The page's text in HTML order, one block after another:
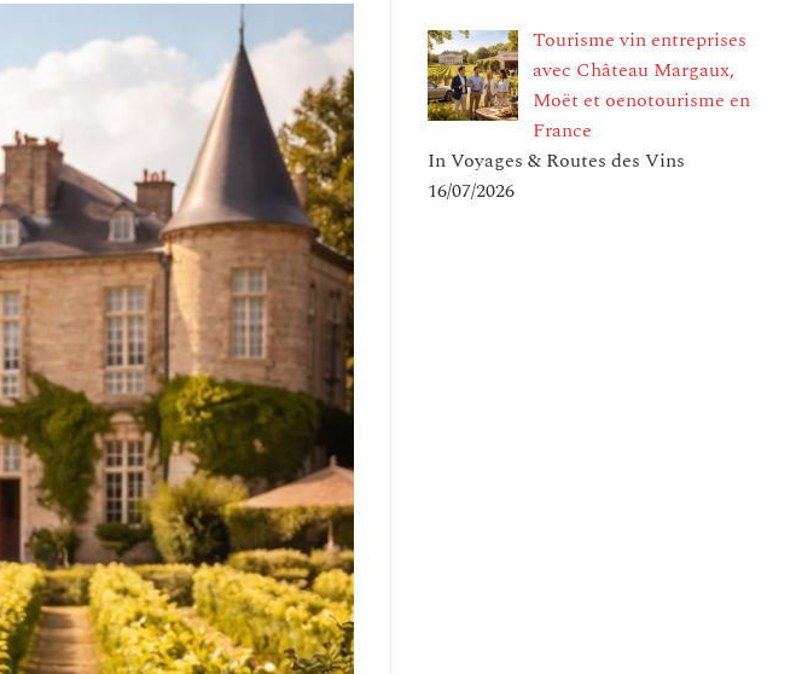
Tourisme vin entreprises
avec Château Margaux,
Moët et oenotourisme en
France
In Voyages & Routes des Vins
16/07/2026